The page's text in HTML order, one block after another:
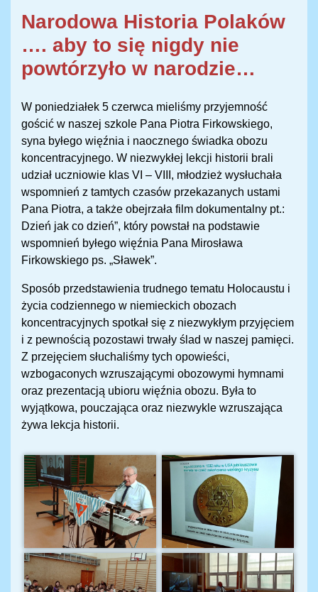
Narodowa Historia Polaków
…. aby to się nigdy nie
powtórzyło w narodzie…
W poniedziałek 5 czerwca mieliśmy przyjemność
gościć w naszej szkole Pana Piotra Firkowskiego,
syna byłego więźnia i naocznego świadka obozu
koncentracyjnego. W niezwykłej lekcji historii brali
udział uczniowie klas VI – VIII, młodzież wysłuchała
wspomnień z tamtych czasów przekazanych ustami
Pana Piotra, a także obejrzała film dokumentalny pt.:
Dzień jak co dzień”, który powstał na podstawie
wspomnień byłego więźnia Pana Mirosława
Firkowskiego ps. „Sławek”.
Sposób przedstawienia trudnego tematu Holocaustu i
życia codziennego w niemieckich obozach
koncentracyjnych spotkał się z niezwykłym przyjęciem
i z pewnością pozostawi trwały ślad w naszej pamięci.
Z przejęciem słuchaliśmy tych opowieści,
wzbogaconych wzruszającymi obozowymi hymnami
oraz prezentacją ubioru więźnia obozu. Była to
wyjątkowa, pouczająca oraz niezwykle wzruszająca
żywa lekcja historii.